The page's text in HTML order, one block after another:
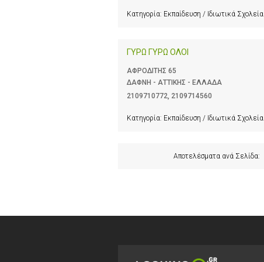
Κατηγορία: Εκπαίδευση / Ιδιωτικά Σχολεία
ΓΥΡΩ ΓΥΡΩ ΟΛΟΙ
ΑΦΡΟΔΙΤΗΣ 65
ΔΑΦΝΗ - ΑΤΤΙΚΗΣ - ΕΛΛΑΔΑ
2109710772, 2109714560
Κατηγορία: Εκπαίδευση / Ιδιωτικά Σχολεία
Αποτελέσματα ανά Σελίδα: